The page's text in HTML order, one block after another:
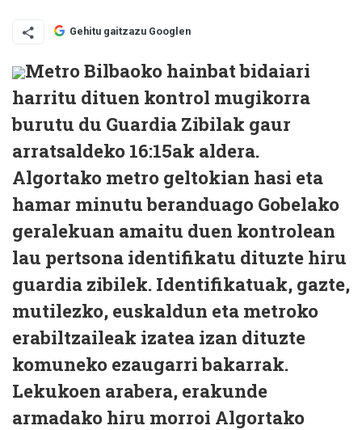
Gehitu gaitzazu Googlen
Metro Bilbaoko hainbat bidaiari
harritu dituen kontrol mugikorra
burutu du Guardia Zibilak gaur
arratsaldeko 16:15ak aldera.
Algortako metro geltokian hasi eta
hamar minutu beranduago Gobelako
geralekuan amaitu duen kontrolean
lau pertsona identifikatu dituzte hiru
guardia zibilek. Identifikatuak, gazte,
mutilezko, euskaldun eta metroko
erabiltzaileak izatea izan dituzte
komuneko ezaugarri bakarrak.
Lekukoen arabera, erakunde
armadako hiru morroi Algortako